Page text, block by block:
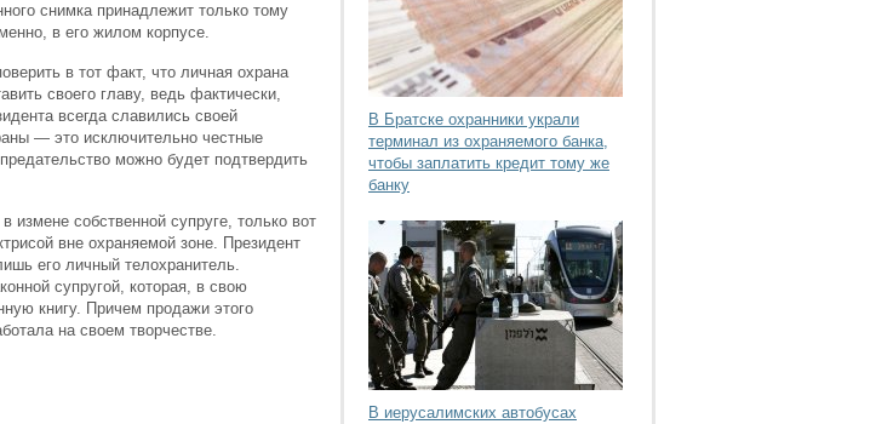
снимка принадлежит только тому
в его жилом корпусе.
в тот факт, что личная охрана
своего главу, ведь фактически,
всегда славились своей
— это исключительно честные
можно будет подтвердить
собственной супруге, только вот
вне охраняемой зоне. Президент
его личный телохранитель.
супругой, которая, в свою
книгу. Причем продажи этого
на своем творчестве.
В Братске охранники украли
терминал из охраняемого банка,
чтобы заплатить кредит тому же
банку
В иерусалимских автобусах